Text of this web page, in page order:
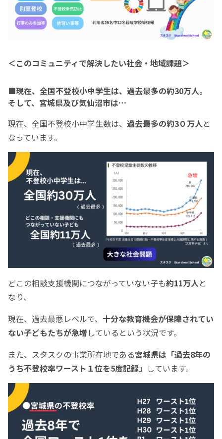
＜このコミュニティで解決したい社会・地域課題＞
■現在、全国不登校小中学生は、過去最多の約30万人。
そして、宮城県及び気仙沼市は…
現在、全国不登校小中学生数は、 過去最多の約3０万人と
なっています。
どこの相談支援機関につながっていない子も約11万人と
なり、
現在、過去最悪レベルで、 十分な教育機会が保障されてい
ない子どもたちが急増 しているという状況です。
また、スタスクの事業所在地である宮城県は「過去8年の
うち不登校率ワースト１位を5度記録」 しています。